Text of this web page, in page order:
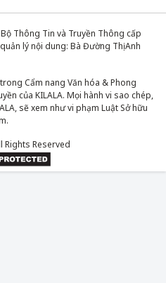
Thông Tin và Truyền Thông cấp
lý nội dung: Bà Đường Thị Anh
Cẩm nang Văn hóa & Phong
của KILALA. Mọi hành vi sao chép,
sẽ xem như vi phạm Luật Sở hữu
Rights Reserved